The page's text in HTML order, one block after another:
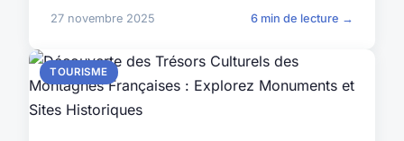
27 novembre 2025 6 min de lecture →
TOURISME